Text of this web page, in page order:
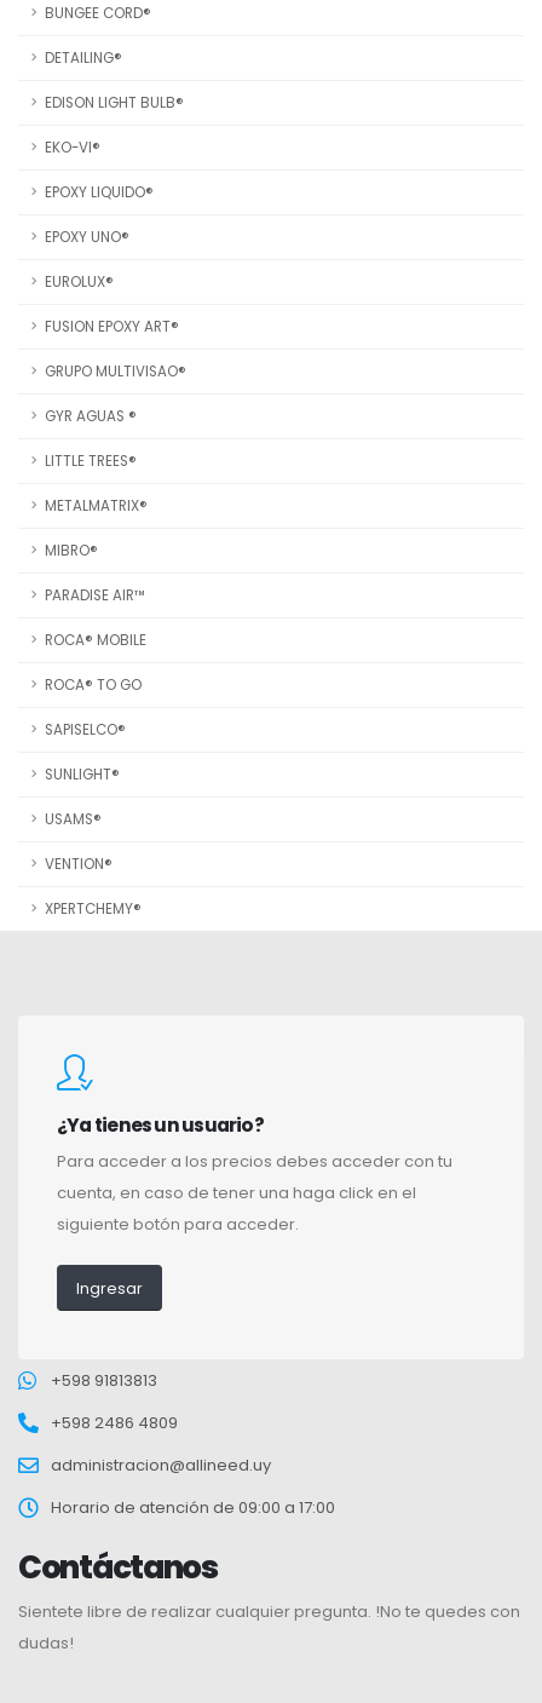
BUNGEE CORD®
DETAILING®
EDISON LIGHT BULB®
EKO-VI®
EPOXY LIQUIDO®
EPOXY UNO®
EUROLUX®
FUSION EPOXY ART®
GRUPO MULTIVISAO®
GYR AGUAS ®
LITTLE TREES®
METALMATRIX®
MIBRO®
PARADISE AIR™
ROCA® MOBILE
ROCA® TO GO
SAPISELCO®
SUNLIGHT®
USAMS®
VENTION®
XPERTCHEMY®
¿Ya tienes un usuario?
Para acceder a los precios debes acceder con tu
cuenta, en caso de tener una haga click en el
siguiente botón para acceder.
Ingresar
+598 91813813
+598 2486 4809
administracion@allineed.uy
Horario de atención de 09:00 a 17:00
Contáctanos
Sientete libre de realizar cualquier pregunta. !No te quedes con
dudas!